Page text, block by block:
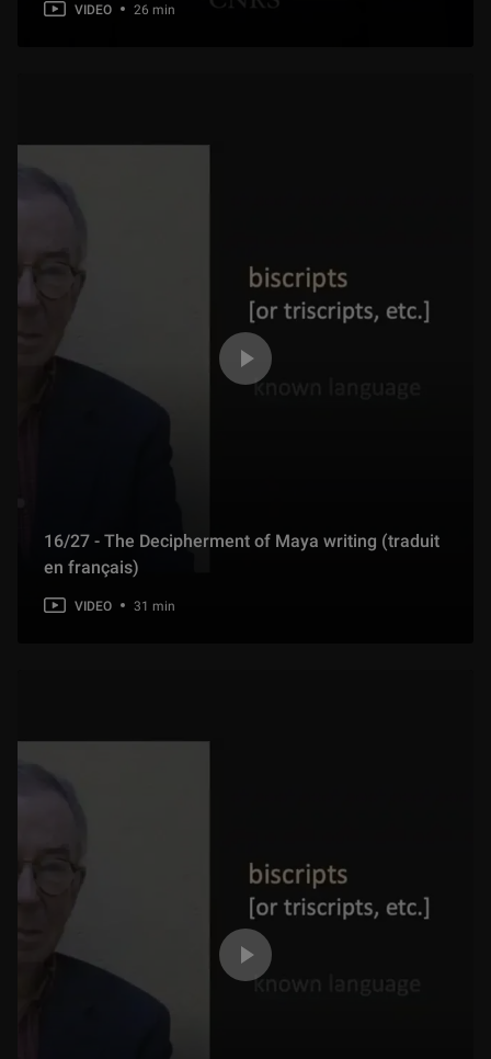
VIDEO 26 min
16/27 - The Decipherment of Maya writing (traduit
en français)
VIDEO 31 min